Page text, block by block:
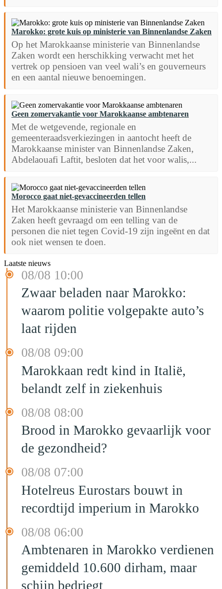
Marokko: grote kuis op ministerie van Binnenlandse Zaken
Op het Marokkaanse ministerie van Binnenlandse
Zaken wordt een herschikking verwacht met het
vertrek op pensioen van veel wali’s en gouverneurs
en een aantal nieuwe benoemingen.
Geen zomervakantie voor Marokkaanse ambtenaren
Met de wetgevende, regionale en
gemeenteraadsverkiezingen in aantocht heeft de
Marokkaanse minister van Binnenlandse Zaken,
Abdelaouafi Laftit, besloten dat het voor walis,...
Morocco gaat niet-gevaccineerden tellen
Het Marokkaanse ministerie van Binnenlandse
Zaken heeft gevraagd om een telling van de
personen die niet tegen Covid-19 zijn ingeënt en dat
ook niet wensen te doen.
Laatste nieuws
08/08 10:00
Zwaar beladen naar Marokko:
waarom politie volgepakte auto’s
laat rijden
08/08 09:00
Marokkaan redt kind in Italië,
belandt zelf in ziekenhuis
08/08 08:00
Brood in Marokko gevaarlijk voor
de gezondheid?
08/08 07:00
Hotelreus Eurostars bouwt in
recordtijd imperium in Marokko
08/08 06:00
Ambtenaren in Marokko verdienen
gemiddeld 10.600 dirham, maar
schijn bedriegt